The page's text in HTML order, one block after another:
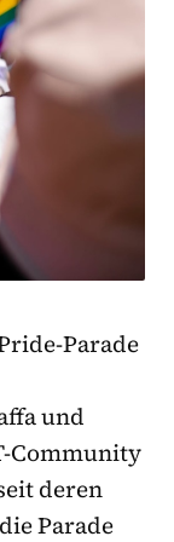
Parade
und
Community
deren
Parade